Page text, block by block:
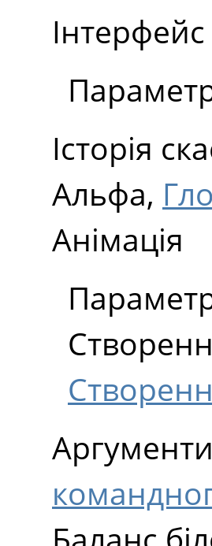
Інтерфейс
Історія
Альфа,
Анімація